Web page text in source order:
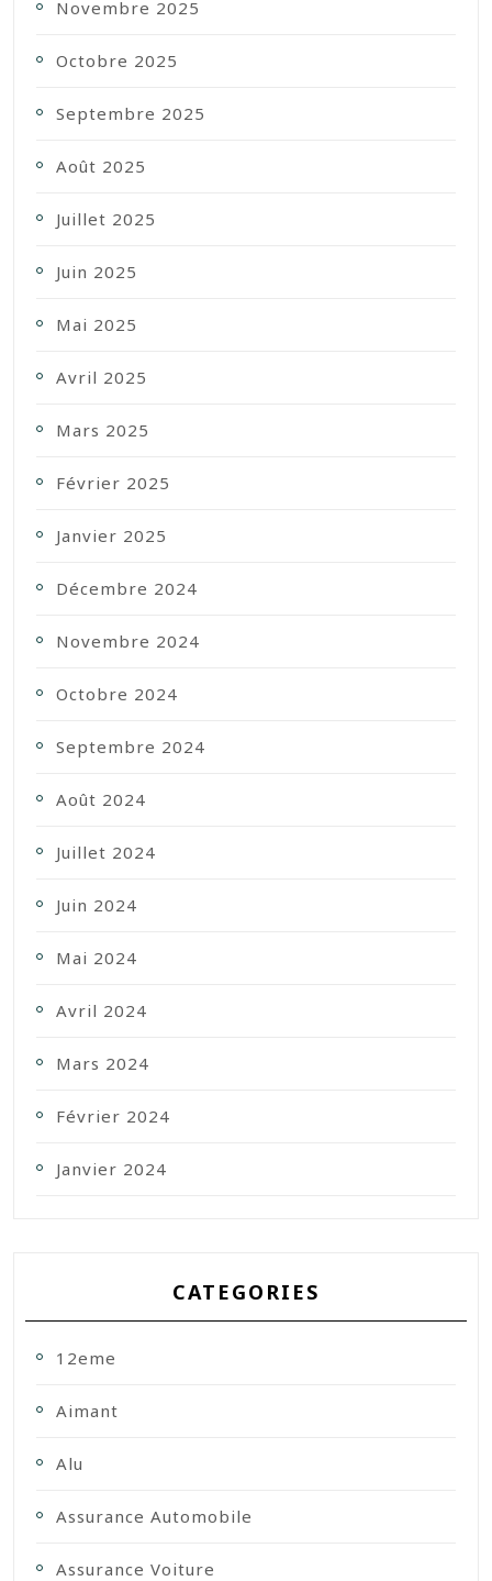
Novembre 2025
Octobre 2025
Septembre 2025
Août 2025
Juillet 2025
Juin 2025
Mai 2025
Avril 2025
Mars 2025
Février 2025
Janvier 2025
Décembre 2024
Novembre 2024
Octobre 2024
Septembre 2024
Août 2024
Juillet 2024
Juin 2024
Mai 2024
Avril 2024
Mars 2024
Février 2024
Janvier 2024
CATEGORIES
12eme
Aimant
Alu
Assurance Automobile
Assurance Voiture